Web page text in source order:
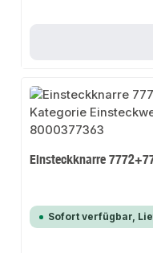
Einsteckknarre
Sofort verfügbar,